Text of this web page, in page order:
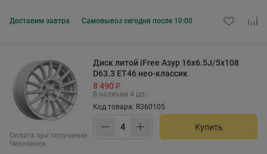
Доставим завтра Самовывоз сегодня после 10:00
Оплата при получении
Челябинск
Диск литой iFree Азур 16x6.5J/5x108
D63.3 ET46 нео-классик
8 490 ₽
В наличии 4 шт.
Код товара: R360105
Купить